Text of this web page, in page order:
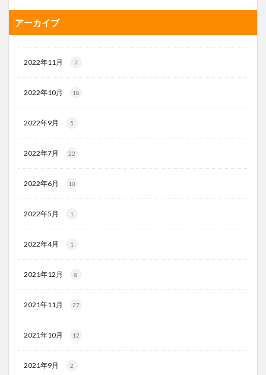
アーカイブ
2022年11月 7
2022年10月 18
2022年9月 5
2022年7月 22
2022年6月 10
2022年5月 1
2022年4月 1
2021年12月 8
2021年11月 27
2021年10月 12
2021年9月 2